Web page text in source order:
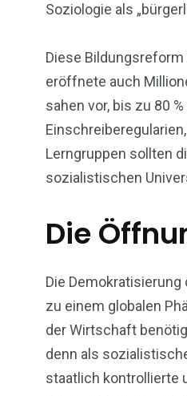
Soziologie als
Diese
eröffnete auch
sahen vor, bis zu 80
Lerngruppen sollten
sozialistischen
Die
Die
zu einem globalen
der Wirtschaft
denn als
staatlich kontrollierte